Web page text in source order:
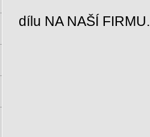
dílu NA NAŠÍ